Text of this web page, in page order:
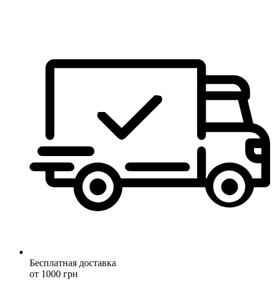
Бесплатная доставка
от 1000 грн